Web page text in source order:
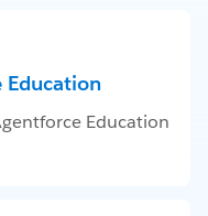
Education
Education